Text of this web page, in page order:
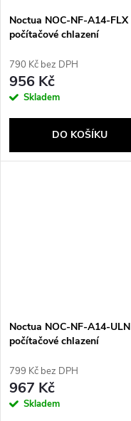
Noctua NOC-NF-A14-FLX
počítačové chlazení
cm Béžová, Hnědá
790 Kč bez DPH
956 Kč
Skladem
DO KOŠÍKU
Noctua NOC-NF-A14-ULN
počítačové chlazení
cm Béžová, Hnědá 1 kusů
799 Kč bez DPH
967 Kč
Skladem